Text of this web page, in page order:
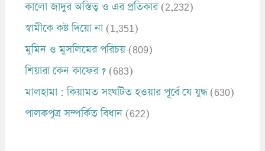
কালো জাদুর অস্তিত্ব ও এর প্রতিকার (2,232)
স্বামীকে কষ্ট দিয়ো না (1,351)
মুমিন ও মুসলিমের পরিচয় (809)
শিয়ারা কেন কাফের ? (683)
মালহামা : কিয়ামত সংঘটিত হওয়ার পূর্বে যে যুদ্ধ (630)
পালকপুত্র সম্পর্কিত বিধান (622)